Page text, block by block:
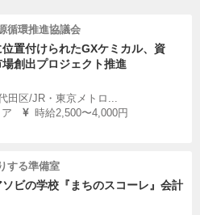
循環推進協議会
位置付けられたGXケミカル、資
創出プロジェクト推進
田区/JR・東京メトロ...
時給2,500〜4,000円
する準備室
ビの学校『まちのスコーレ』会計